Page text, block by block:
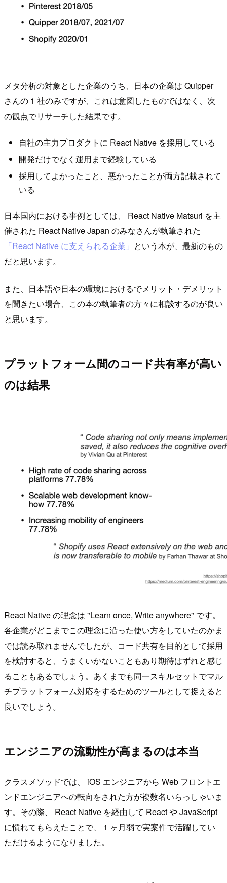
メタ分析の対象とした企業のうち、日本の企業は Quipper
さんの 1 社のみですが、これは意図したものではなく、次
の観点でリサーチした結果です。
自社の主力プロダクトに React Native を採用している
開発だけでなく運用まで経験している
採用してよかったこと、悪かったことが両方記載されて
いる
日本国内における事例としては、 React Native Matsuri を主
催された React Native Japan のみなさんが執筆された
「React Native に支えられる企業」 という本が、最新のもの
だと思います。
また、日本語や日本の環境におけるでメリット・デメリット
を聞きたい場合、この本の執筆者の方々に相談するのが良い
と思います。
プラットフォーム間のコード共有率が高い
のは結果
React Native の理念は "Learn once, Write anywhere" です。
各企業がどこまでこの理念に沿った使い方をしていたのかま
では読み取れませんでしたが、コード共有を目的として採用
を検討すると、うまくいかないこともあり期待はずれと感じ
ることもあるでしょう。あくまでも同一スキルセットでマル
チプラットフォーム対応をするためのツールとして捉えると
良いでしょう。
エンジニアの流動性が高まるのは本当
クラスメソッドでは、 iOS エンジニアから Web フロントエ
ンドエンジニアへの転向をされた方が複数名いらっしゃいま
す。その際、 React Native を経由して React や JavaScript
に慣れてもらえたことで、 1 ヶ月弱で実案件で活躍してい
ただけるようになりました。